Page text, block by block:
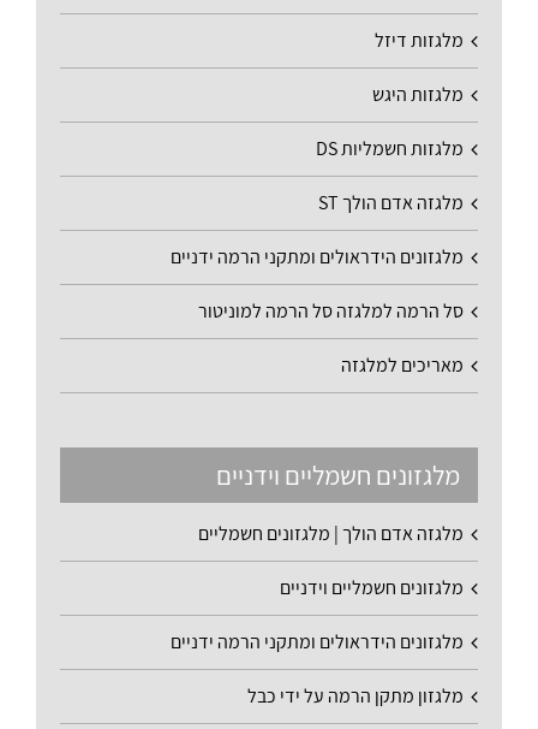
מלגזות דיזל
מלגזות היגש
מלגזות חשמליות DS
מלגזה אדם הולך ST
מלגזונים הידראולים ומתקני הרמה ידניים
סל הרמה למלגזה סל הרמה למוניטור
מאריכים למלגזה
מלגזונים חשמליים וידניים
מלגזה אדם הולך | מלגזונים חשמליים
מלגזונים חשמליים וידניים
מלגזונים הידראולים ומתקני הרמה ידניים
מלגזון מתקן הרמה על ידי כבל